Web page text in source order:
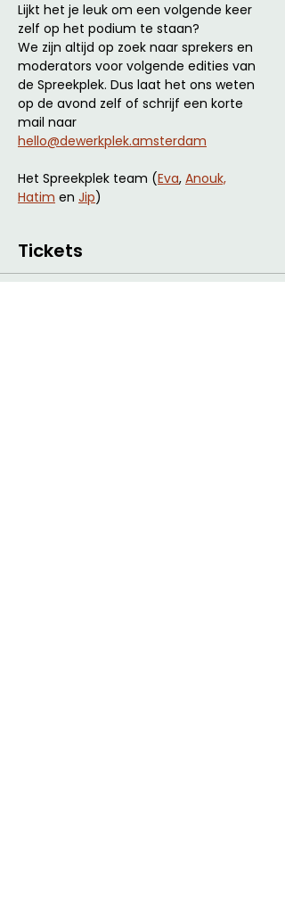
Lijkt het je leuk om een volgende keer
zelf op het podium te staan?
We zijn altijd op zoek naar sprekers en
moderators voor volgende edities van
de Spreekplek. Dus laat het ons weten
op de avond zelf of schrijf een korte
mail naar
hello@dewerkplek.amsterdam
Het Spreekplek team (Eva, Anouk,
Hatim en Jip)
Tickets